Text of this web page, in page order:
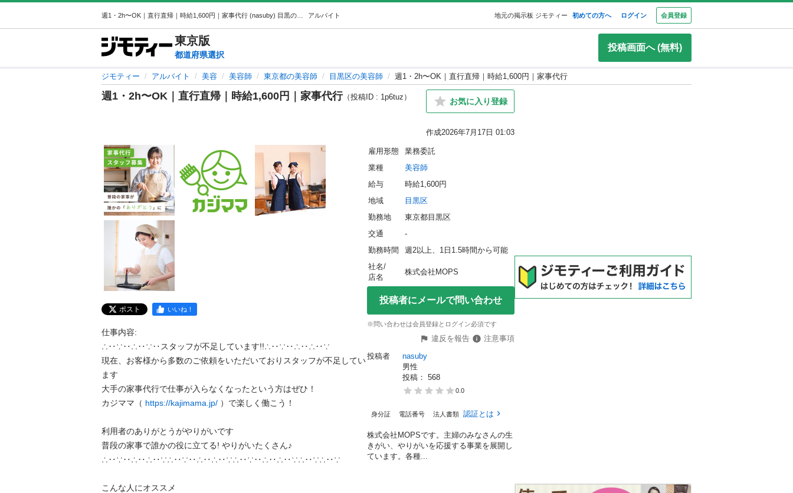
アルバイト 地元の掲示板 ジモティー 初めての方へ ログイン 会員登録
東京版
都道府県選択
投稿画面へ (無料)
ジモティー アルバイト 美容 美容師 東京都の美容師 目黒区の美容師 週1・2h〜OK｜直行直帰｜時給1,600円｜家事代行
週1・2h〜OK｜直行直帰｜時給1,600円｜家事代行（投稿ID : 1p6tuz） お気に入り登録
作成2026年7月17日 01:03
ポスト いいね！
仕事内容:
∴‥∵‥∴‥∵‥スタッフが不足しています!!∴‥∵‥∴‥∴‥∵
現在、お客様から多数のご依頼をいただいておりスタッフが不足してい
ます
大手の家事代行で仕事が入らなくなったという方はぜひ！
カジママ（ https://kajimama.jp/ ）で楽しく働こう！
利用者のありがとうがやりがいです
普段の家事で誰かの役に立てる! やりがいたくさん♪
∴‥∵‥∴‥∴‥∵∴‥∵‥∴‥∴‥∵∴‥∵‥∴‥∴‥∵∴‥∵∴‥∵
こんな人にオススメ
雇用形態
業務委託
業種
美容師
給与
時給1,600円
地域
目黒区
勤務地
東京都目黒区
交通
-
勤務時間
週2以上、1日1.5時間から可能
社名/
店名
株式会社MOPS
投稿者にメールで問い合わせ
※問い合わせは会員登録とログイン必須です
違反を報告
注意事項
投稿者
nasuby
男性
投稿： 568
0.0
身分証 電話番号 法人書類 認証とは
株式会社MOPSです。主婦のみなさんの生
きがい、やりがいを応援する事業を展開し
ています。各種...